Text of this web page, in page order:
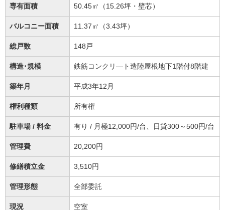
専有面積 50.45㎡（15.26坪・壁芯）
バルコニー面積 11.37㎡（3.43坪）
総戸数 148戸
構造･規模 鉄筋コンクリ―ト造陸屋根地下1階付8階建
築年月 平成3年12月
権利種類 所有権
駐車場 / 料金 有り / 月極12,000円/台、日貸300～500円/台
管理費 20,200円
修繕積立金 3,510円
管理形態 全部委託
現況 空室